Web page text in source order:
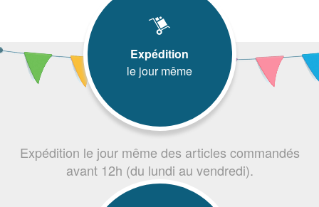
Expédition
le jour même
Expédition le jour même des articles commandés
avant 12h (du lundi au vendredi).